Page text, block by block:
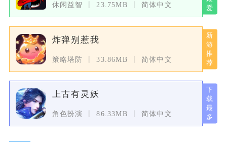
休闲益智 23.75MB 简体中文
炸弹别惹我
策略塔防 33.86MB 简体中文
上古有灵妖
角色扮演 86.33MB 简体中文